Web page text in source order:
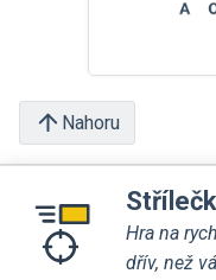
Nahoru
Hra na
dřív, než